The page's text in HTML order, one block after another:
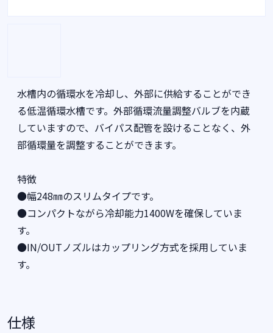
水槽内の循環水を冷却し、外部に供給することができ
る低温循環水槽です。外部循環流量調整バルブを内蔵
していますので、バイパス配管を設けることなく、外
部循環量を調整することができます。
特徴
●幅248㎜のスリムタイプです。
●コンパクトながら冷却能力1400Wを確保していま
す。
●IN/OUTノズルはカップリング方式を採用していま
す。
仕様